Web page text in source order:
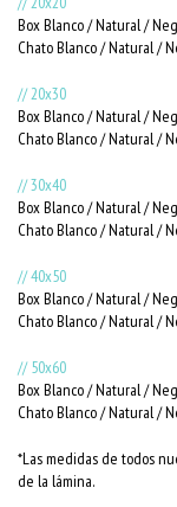
Box Blanco / Natural /
Chato Blanco / Natural /
// 20x30
Box Blanco / Natural /
Chato Blanco / Natural /
// 30x40
Box Blanco / Natural /
Chato Blanco / Natural /
// 40x50
Box Blanco / Natural /
Chato Blanco / Natural /
// 50x60
Box Blanco / Natural /
Chato Blanco / Natural /
*Las medidas de todos
de la lámina.